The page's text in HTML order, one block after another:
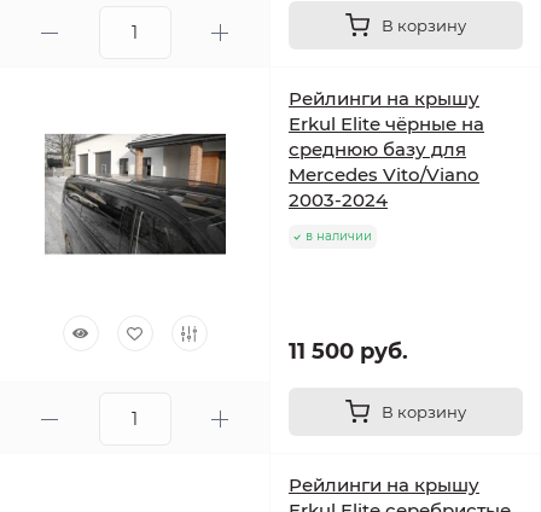
В корзину
Рейлинги на крышу
Erkul Elite чёрные на
среднюю базу для
Mercedes Vito/Viano
2003-2024
в наличии
11 500 руб.
В корзину
Рейлинги на крышу